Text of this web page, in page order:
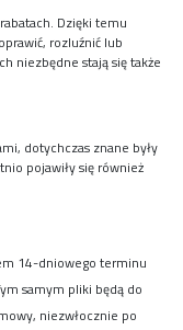
Dzięki temu
rozluźnić lub
niezbędne stają się także
dotychczas znane były
pojawiły się również
14-dniowego terminu
samym pliki będą do
niezwłocznie po